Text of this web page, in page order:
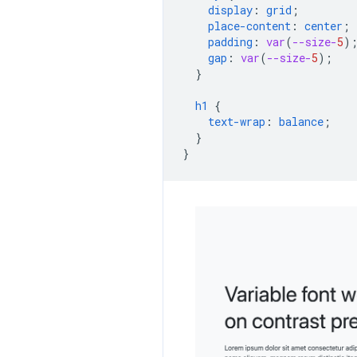
display : grid ;
place-content : center ;
padding : var(--size-5);
gap : var(--size-5);
}
h1
{
text-wrap : balance ;
}
}